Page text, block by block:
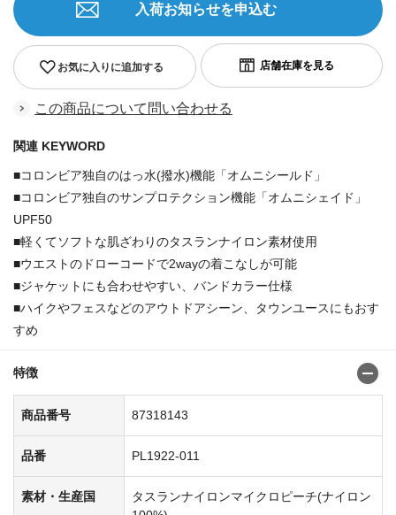
お気に入りに追加する
入荷お知らせを申込む
この商品について問い合わせる
関連 KEYWORD
■コロンビア独自のはっ水(撥水)機能「オムニシールド」
■コロンビア独自のサンプロテクション機能「オムニシェイド」
UPF50
■軽くてソフトな肌ざわりのタスランナイロン素材使用
■ウエストのドローコードで2wayの着こなしが可能
■ジャケットにも合わせやすい、バンドカラー仕様
■ハイクやフェスなどのアウトドアシーン、タウンユースにもおす
すめ
特徴
商品番号 87318143
品番 PL1922-011
素材・生産国
タスランナイロンマイクロピーチ(ナイロン